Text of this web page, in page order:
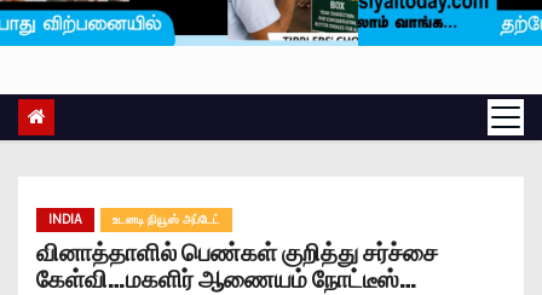
INDIA உடனடி நியூஸ் அப்டேட்
வினாத்தாளில் பெண்கள் குறித்து சர்ச்சை
கேள்வி…மகளிர் ஆணையம் நோட்டீஸ்…